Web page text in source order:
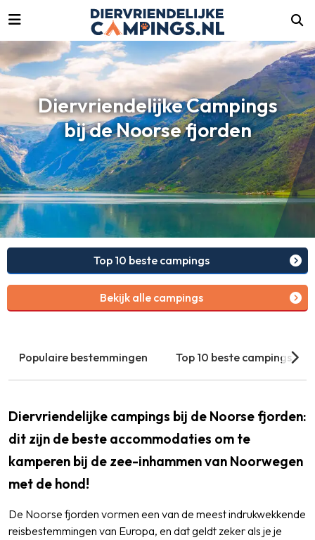
Diervriendelijke Campings
bij de Noorse fjorden
Top 10 beste campings
Bekijk alle campings
Populaire bestemmingen Top 10 beste campings
Diervriendelijke campings bij de Noorse fjorden:
dit zijn de beste accommodaties om te
kamperen bij de zee-inhammen van Noorwegen
met de hond!
De Noorse fjorden vormen een van de meest indrukwekkende
reisbestemmingen van Europa, en dat geldt zeker als je je